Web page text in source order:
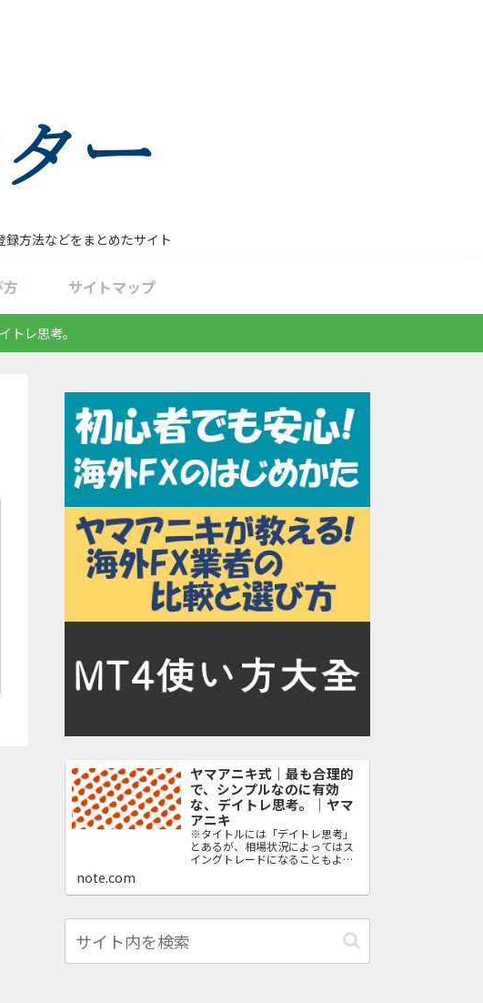
方法などをまとめたサイト
サイトマップ
トレ思考。
ヤマアニキ式｜最も合理的
で、シンプルなのに有効
な、デイトレ思考。｜ヤマ
アニキ
※タイトルには「デイトレ思考」
とあるが、相場状況によってはス
イングトレードになることもよく
い。「投資は自己責任」であるこ
noteは、FXの経験があるもののト
ータルで勝てていない人を想定し
て書いている。だが、すべての内
容を、FXの…
note.com